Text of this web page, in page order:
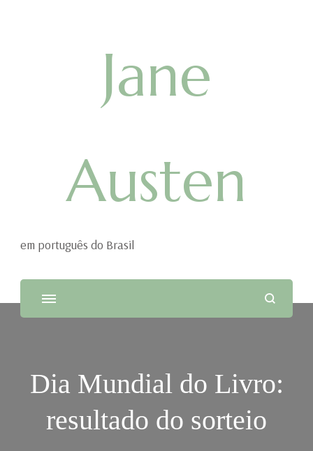
Jane
Austen
em português do Brasil
Dia Mundial do Livro:
resultado do sorteio